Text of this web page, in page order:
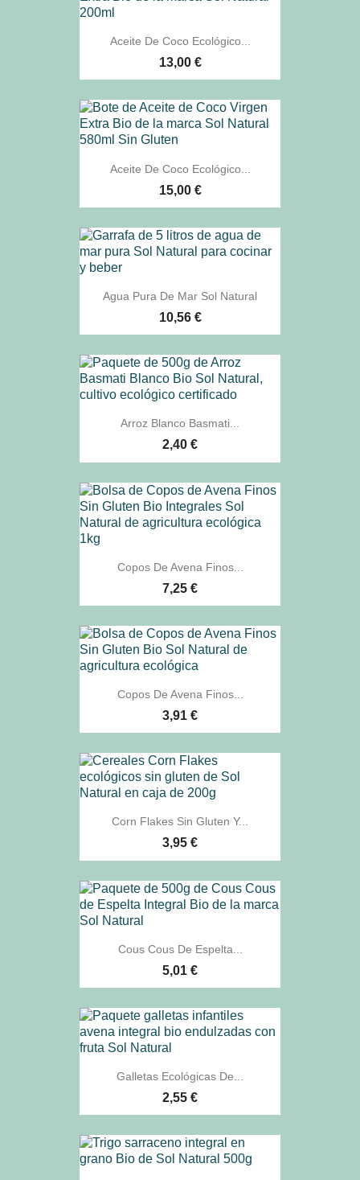
Aceite De Coco Ecológico...
13,00 €
Aceite De Coco Ecológico...
15,00 €
Agua Pura De Mar Sol Natural
10,56 €
Arroz Blanco Basmati...
2,40 €
Copos De Avena Finos...
7,25 €
Copos De Avena Finos...
3,91 €
Corn Flakes Sin Gluten Y...
3,95 €
Cous Cous De Espelta...
5,01 €
Galletas Ecológicas De...
2,55 €